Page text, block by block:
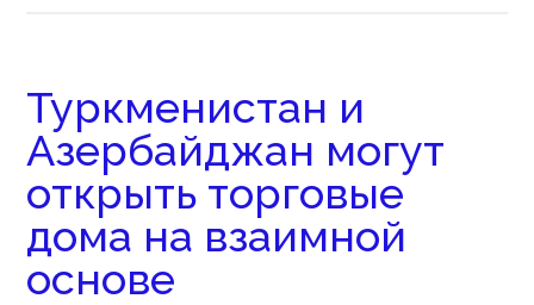
Туркменистан и
Азербайджан могут
открыть торговые
дома на взаимной
основе